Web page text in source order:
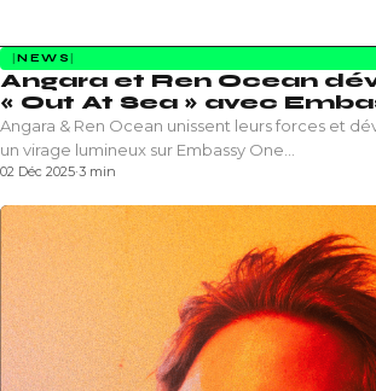
NEWS
Angara et Ren Ocean
« Out At Sea » avec
Angara & Ren Ocean unissent leurs forces et
un virage lumineux sur Embassy One…
02 Déc 2025·3 min